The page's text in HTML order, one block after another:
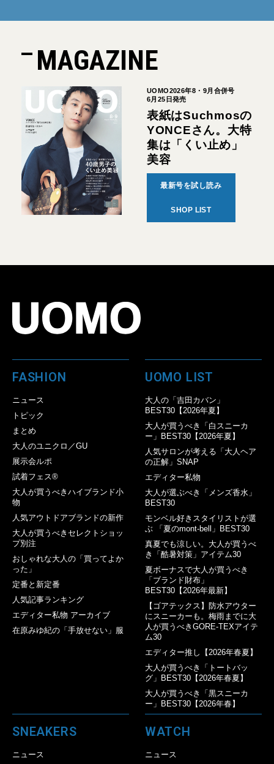
MAGAZINE
UOMO2026年8・9月合併号
6月25日発売
表紙はSuchmosの
YONCEさん。大特
集は「くい止め」
美容
最新号を試し読み
SHOP LIST
FASHION
ニュース
トピック
まとめ
大人のユニクロ／GU
展示会ルポ
試着フェス®︎
大人が買うべきハイブランド小
物
人気アウトドアブランドの新作
大人が買うべきセレクトショッ
プ別注
おしゃれな大人の「買ってよか
った」
定番と新定番
人気記事ランキング
エディター私物 アーカイブ
在原みゆ紀の「手放せない」服
UOMO LIST
大人の「吉田カバン」
BEST30【2026年夏】
大人が買うべき「白スニーカ
ー」BEST30【2026年夏】
人気サロンが考える「大人ヘア
の正解」SNAP
エディター私物
大人が選ぶべき「メンズ香水」
BEST30
モンベル好きスタイリストが選
ぶ 「夏のmont-bell」BEST30
真夏でも涼しい。大人が買うべ
き「酷暑対策」アイテム30
夏ボーナスで大人が買うべき
「ブランド財布」
BEST30【2026年最新】
【ゴアテックス】防水アウター
にスニーカーも。梅雨までに大
人が買うべきGORE-TEXアイテ
ム30
エディター推し【2026年春夏】
大人が買うべき「トートバッ
グ」BEST30【2026年春夏】
大人が買うべき「黒スニーカ
ー」BEST30【2026年春】
SNEAKERS
ニュース
WATCH
ニュース